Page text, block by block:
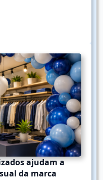
ajudam a
da marca